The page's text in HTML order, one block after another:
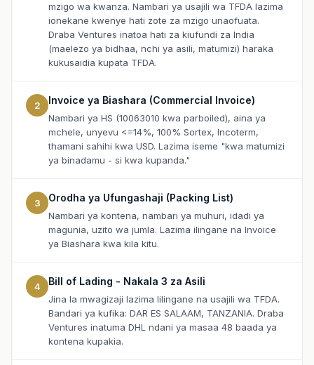
mzigo wa kwanza. Nambari ya usajili wa TFDA lazima
ionekane kwenye hati zote za mzigo unaofuata.
Draba Ventures inatoa hati za kiufundi za India
(maelezo ya bidhaa, nchi ya asili, matumizi) haraka
kukusaidia kupata TFDA.
2 Invoice ya Biashara (Commercial Invoice)
Nambari ya HS (10063010 kwa parboiled), aina ya
mchele, unyevu <=14%, 100% Sortex, Incoterm,
thamani sahihi kwa USD. Lazima iseme "kwa matumizi
ya binadamu - si kwa kupanda."
3 Orodha ya Ufungashaji (Packing List)
Nambari ya kontena, nambari ya muhuri, idadi ya
magunia, uzito wa jumla. Lazima ilingane na Invoice
ya Biashara kwa kila kitu.
4 Bill of Lading - Nakala 3 za Asili
Jina la mwagizaji lazima lilingane na usajili wa TFDA.
Bandari ya kufika: DAR ES SALAAM, TANZANIA. Draba
Ventures inatuma DHL ndani ya masaa 48 baada ya
kontena kupakia.